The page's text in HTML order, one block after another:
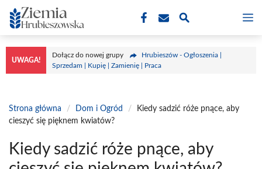
Przejdź
do
treści
UWAGA!
Dołącz do nowej grupy
Hrubieszów - Ogłoszenia |
Sprzedam | Kupię | Zamienię | Praca
Strona główna / Dom i Ogród /
Kiedy sadzić róże pnące, aby
cieszyć się pięknem kwiatów?
Kiedy sadzić róże pnące, aby